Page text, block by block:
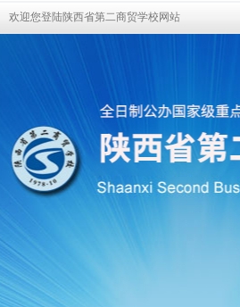
欢迎您登陆陕西省第二商贸学校网站